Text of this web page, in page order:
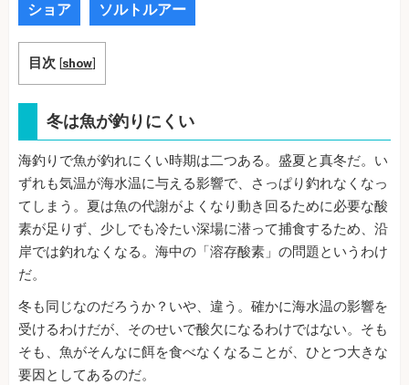
ショア ソルトルアー
目次 [show]
冬は魚が釣りにくい
海釣りで魚が釣れにくい時期は二つある。盛夏と真冬だ。い
ずれも気温が海水温に与える影響で、さっぱり釣れなくなっ
てしまう。夏は魚の代謝がよくなり動き回るために必要な酸
素が足りず、少しでも冷たい深場に潜って捕食するため、沿
岸では釣れなくなる。海中の「溶存酸素」の問題というわけ
だ。
冬も同じなのだろうか？いや、違う。確かに海水温の影響を
受けるわけだが、そのせいで酸欠になるわけではない。そも
そも、魚がそんなに餌を食べなくなることが、ひとつ大きな
要因としてあるのだ。